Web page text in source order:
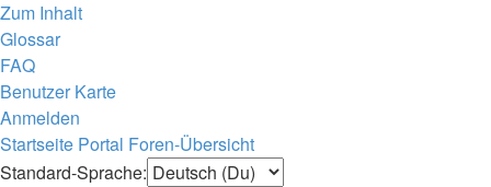
Zum Inhalt
Glossar
FAQ
Benutzer Karte
Anmelden
Startseite Portal Foren-Übersicht
Standard-Sprache: